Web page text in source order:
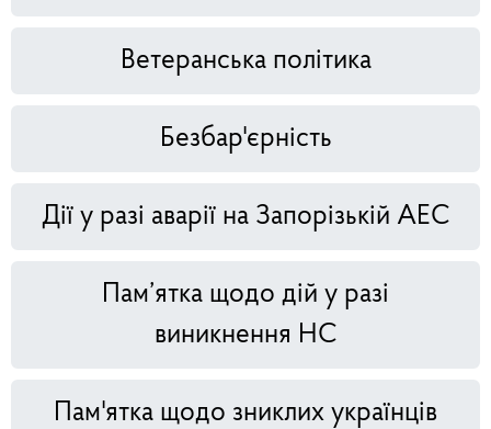
Ветеранська політика
Безбар'єрність
Дії у разі аварії на Запорізькій АЕС
Пам’ятка щодо дій у разі
виникнення НС
Пам'ятка щодо зниклих українців